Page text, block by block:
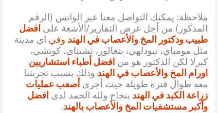
ملاحظة: يمكنك التواصل معنا عبر الواتس (الرقم
المذكور) من أجل عرض التقارير/الأشعة على افضل
طبيب ودكتور المخ والأعصاب في الهند وفي اي مدينة
مثل مومباي، نيودلهي، بنغالور، تشيناي، كوتشي،
كيرلا لكن الدكتور هو من افضل أطباء استشاريين
اورام المخ والأعصاب في الهند وذلك بسبب تجربتنا
معه طوال فترة طويلة حيث أجرى أصعب عمليات
زراعة الكبد في الهند بنجاح ولله الحمد لدى افضل
وأكبر مستشفيات المخ والأعصاب بالهند.